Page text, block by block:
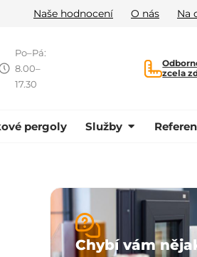
Naše hodnocení O nás Na
Po–Pá:
8.00–
17.30
zcela
pergoly Služby
Chybí vám